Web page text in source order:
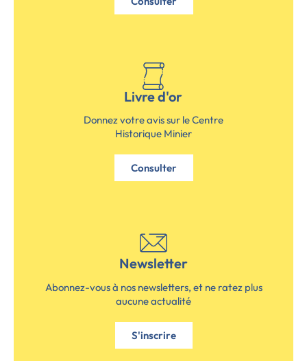
Livre d'or
Donnez votre avis sur le Centre
Historique Minier
Consulter
Newsletter
Abonnez-vous à nos newsletters, et ne ratez plus
aucune actualité
S'inscrire